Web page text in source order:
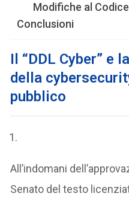
Modifiche al
Conclusioni
Il “DDL Cyber” e
della
pubblico
All’indomani
Senato del testo